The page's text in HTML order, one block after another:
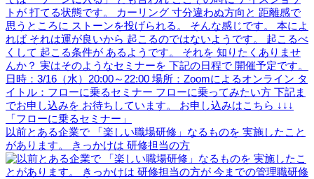
以前とある企業で 「楽しい職場研修」なるものを 実施したこと
があります。 きっかけは 研修担当の方